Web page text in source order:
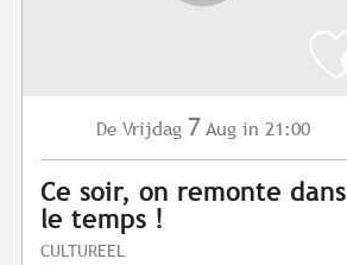
De Vrijdag 7 Aug in 21:00
Ce soir, on remonte dans
le temps !
CULTUREEL